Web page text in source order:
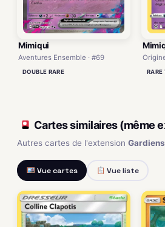
Mimiqui
Aventures Ensemble · #69
DOUBLE RARE RARE
Cartes similaires (même
Autres cartes de l'extension
Vue cartes Vue liste